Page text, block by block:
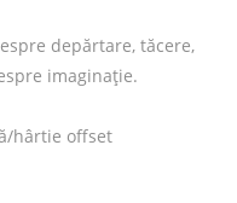
depărtare, tăcere,
imaginație.
hârtie offset